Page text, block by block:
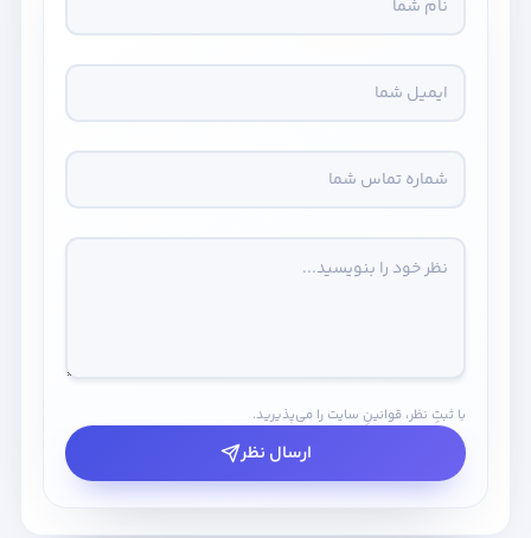
با ثبتِ نظر، قوانینِ سایت را می‌پذیرید.
ارسال نظر